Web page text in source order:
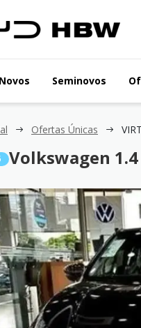
Novos Seminovos
Ofertas Únicas
Volkswagen